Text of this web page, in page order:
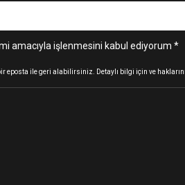
amacıyla işlenmesini kabul ediyorum *
eposta ile geri alabilirsiniz. Detaylı bilgi için ve